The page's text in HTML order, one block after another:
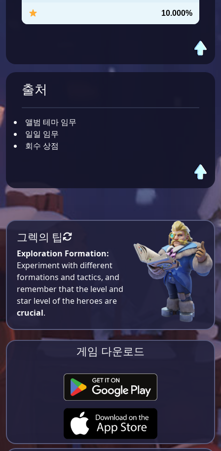
10.000%
출처
앨범 테마 임무
일일 임무
회수 상점
그렉의 팁
Exploration Formation:
Experiment with different
formations and tactics, and
remember that the level and
star level of the heroes are
crucial.
게임 다운로드